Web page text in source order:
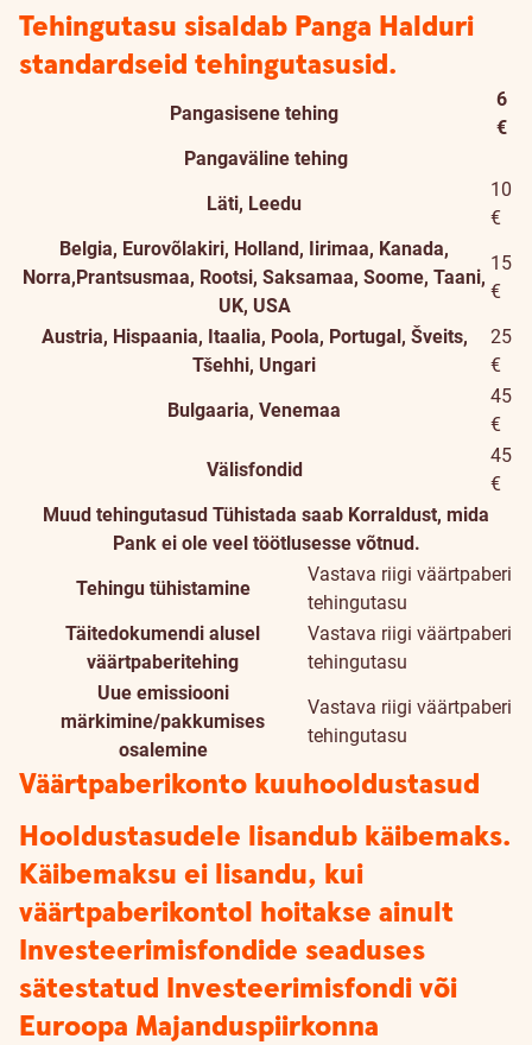
Tehingutasu sisaldab Panga Halduri
standardseid tehingutasusid.
Pangasisene tehing
6
€
Pangaväline tehing
Läti, Leedu
10
€
Belgia, Eurovõlakiri, Holland, Iirimaa, Kanada,
Norra,Prantsusmaa, Rootsi, Saksamaa, Soome, Taani,
UK, USA
15
€
Austria, Hispaania, Itaalia, Poola, Portugal, Šveits,
Tšehhi, Ungari
25
€
Bulgaaria, Venemaa
45
€
Välisfondid
45
€
Muud tehingutasud Tühistada saab Korraldust, mida
Pank ei ole veel töötlusesse võtnud.
Tehingu tühistamine
Vastava riigi väärtpaberi
tehingutasu
Täitedokumendi alusel
väärtpaberitehing
Vastava riigi väärtpaberi
tehingutasu
Uue emissiooni
märkimine/pakkumises
osalemine
Vastava riigi väärtpaberi
tehingutasu
Väärtpaberikonto kuuhooldustasud
Hooldustasudele lisandub käibemaks.
Käibemaksu ei lisandu, kui
väärtpaberikontol hoitakse ainult
Investeerimisfondide seaduses
sätestatud Investeerimisfondi või
Euroopa Majanduspiirkonna